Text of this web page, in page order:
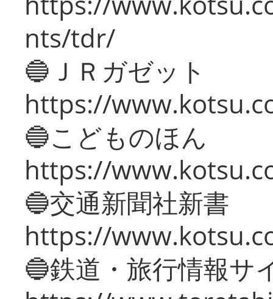
nts/tdr/
🔵ＪＲガゼット
https://
🔵こどものほん
https://
🔵交通新聞社新書
https://
🔵鉄道・旅行情報サ